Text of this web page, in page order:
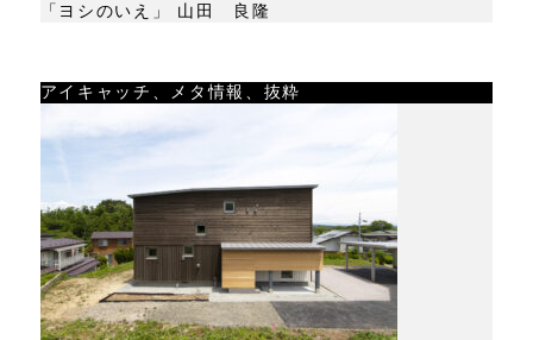
「ヨシのいえ」 山田 良隆
アイキャッチ、メタ情報、抜粋